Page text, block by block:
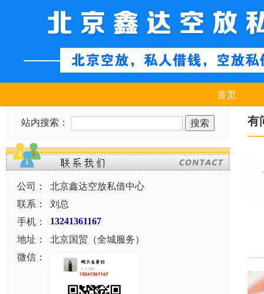
首页
站内搜索：
公司：
北京鑫达空放私借中心
联系：
刘总
手机：
13241361167
地址：
北京国贸（全城服务）
微信：
有